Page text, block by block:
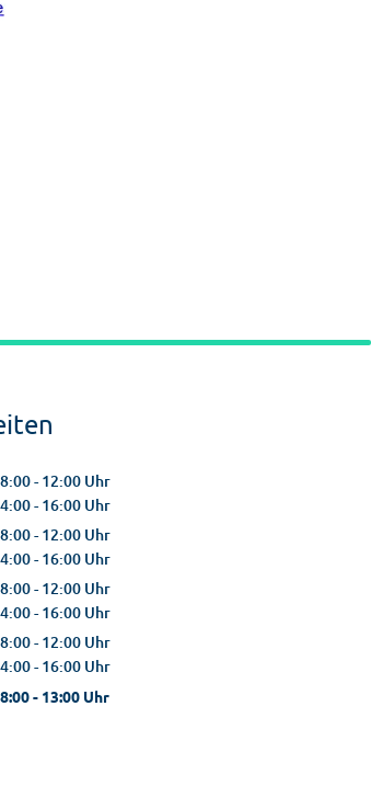
-12:00 Uhr
08:00 bis 12:00 Uhr
-16:00 Uhr
14:00 bis 16:00 Uhr
-12:00 Uhr
08:00 bis 12:00 Uhr
-16:00 Uhr
14:00 bis 16:00 Uhr
-12:00 Uhr
08:00 bis 12:00 Uhr
-16:00 Uhr
14:00 bis 16:00 Uhr
-12:00 Uhr
08:00 bis 12:00 Uhr
-16:00 Uhr
14:00 bis 16:00 Uhr
- 13:00 Uhr